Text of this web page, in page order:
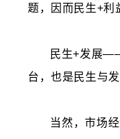
题，因而民生+
民生+发展
台，也是民生与
当然，市场